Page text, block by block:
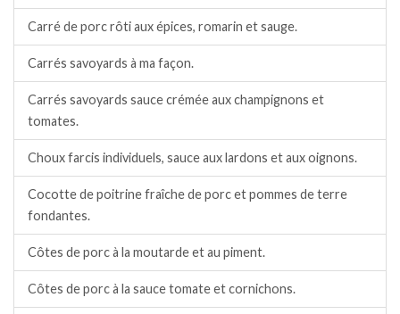
Carré de porc rôti aux épices, romarin et sauge.
Carrés savoyards à ma façon.
Carrés savoyards sauce crémée aux champignons et
tomates.
Choux farcis individuels, sauce aux lardons et aux oignons.
Cocotte de poitrine fraîche de porc et pommes de terre
fondantes.
Côtes de porc à la moutarde et au piment.
Côtes de porc à la sauce tomate et cornichons.